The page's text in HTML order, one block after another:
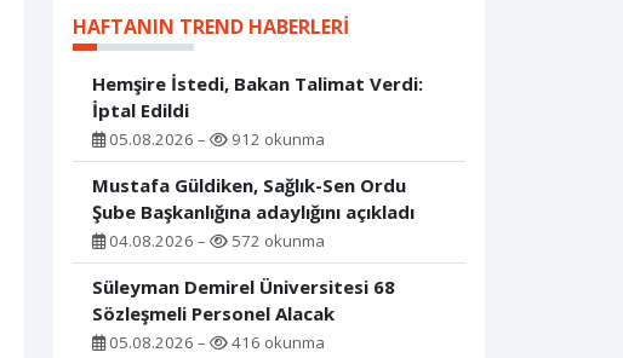
HAFTANIN TREND HABERLERI
Hemşire İstedi, Bakan Talimat Verdi:
İptal Edildi
05.08.2026 – 912 okunma
Mustafa Güldiken, Sağlık-Sen Ordu
Şube Başkanlığına adaylığını açıkladı
04.08.2026 – 572 okunma
Süleyman Demirel Üniversitesi 68
Sözleşmeli Personel Alacak
05.08.2026 – 416 okunma